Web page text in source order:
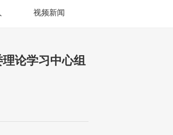
视频新闻
论学习中心组